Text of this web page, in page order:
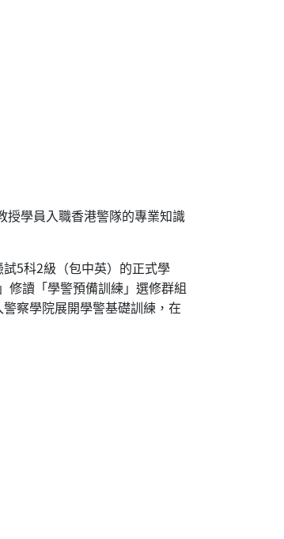
授學員入職香港警隊的專業知識
5科2級（包中英）的正式學
修讀「學警預備訓練」選修群組
察學院展開學警基礎訓練，在